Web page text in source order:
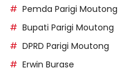
Pemda Parigi Moutong
Bupati Parigi Moutong
DPRD Parigi Moutong
Erwin Burase